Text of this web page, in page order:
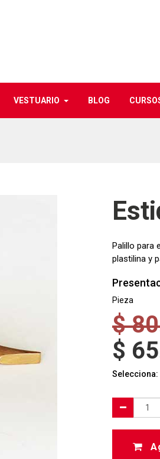
VESTUARIO BLOG
Palillo para
plastilina y
Pieza
$
$
Selecciona: